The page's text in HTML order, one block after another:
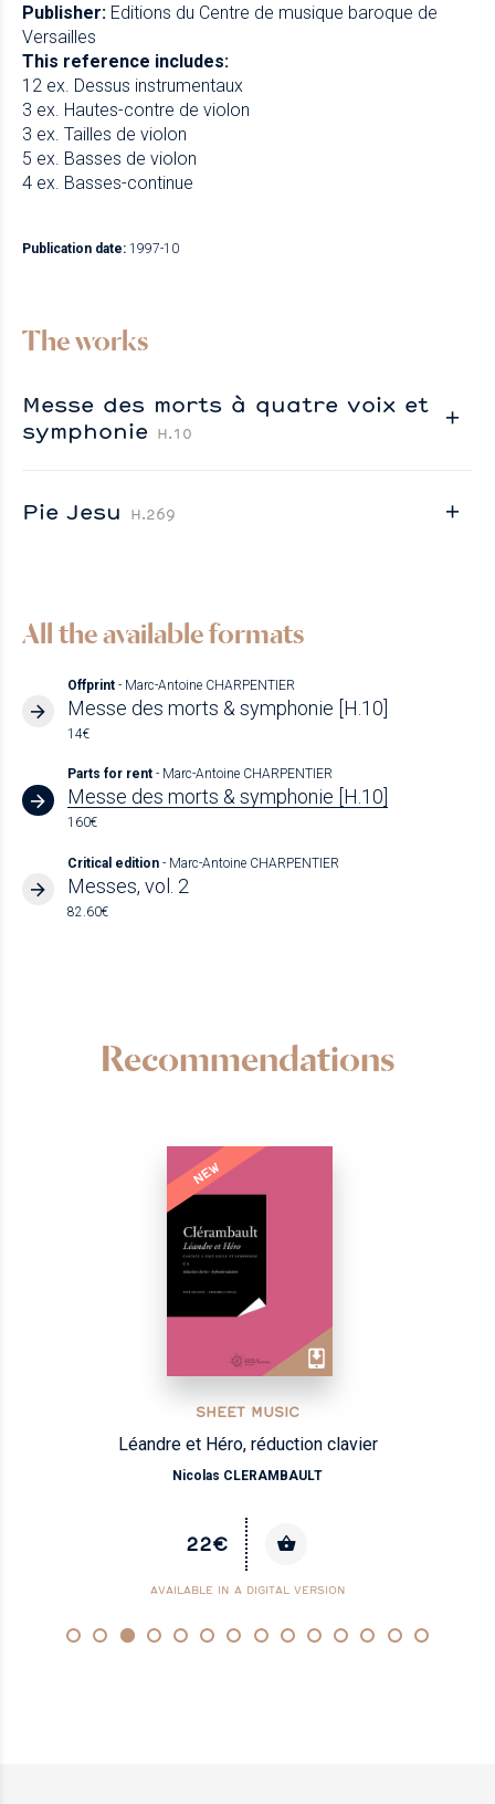
Publisher: Editions du Centre de musique baroque de
Versailles
This reference includes:
12 ex. Dessus instrumentaux
3 ex. Hautes-contre de violon
3 ex. Tailles de violon
5 ex. Basses de violon
4 ex. Basses-continue
Publication date: 1997-10
The works
Messe des morts à quatre voix et
symphonie H.10
Pie Jesu H.269
All the available formats
Offprint - Marc-Antoine CHARPENTIER
Messe des morts & symphonie [H.10]
14€
Parts for rent - Marc-Antoine CHARPENTIER
Messe des morts & symphonie [H.10]
160€
Critical edition - Marc-Antoine CHARPENTIER
Messes, vol. 2
82.60€
Recommendations
NEW
SHEET MUSIC
Léandre et Héro, réduction clavier
Nicolas CLERAMBAULT
22€
AVAILABLE IN A DIGITAL VERSION